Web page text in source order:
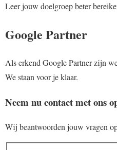
Leer jouw doelgroep beter
Google Partner
Als erkend Google Partner zijn
We staan voor je klaar.
Neem nu contact met ons
Wij beantwoorden jouw vragen